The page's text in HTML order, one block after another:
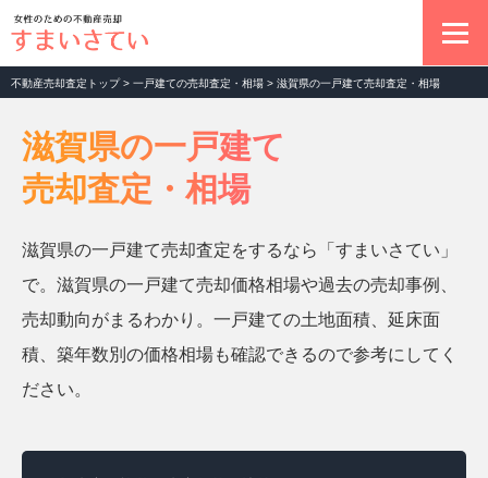
不動産売却の基本
マンション売却査定
土地売却査定
一戸建て売却査定
不動産売却査定トップ > 一戸建ての売却査定・相場 > 滋賀県の一戸建て売却査定・相場
滋賀県の一戸建て
売却査定・相場
滋賀県の一戸建て売却査定をするなら「すまいさてい」
で。滋賀県の一戸建て売却価格相場や過去の売却事例、
売却動向がまるわかり。一戸建ての土地面積、延床面
積、築年数別の価格相場も確認できるので参考にしてく
ださい。